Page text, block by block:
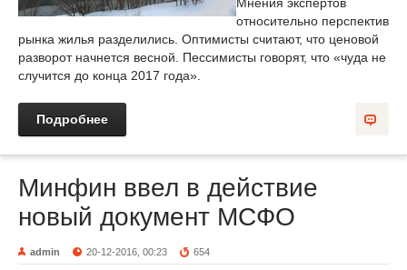
относительно перспектив
рынка жилья разделились. Оптимисты считают, что ценовой
разворот начнется весной. Пессимисты говорят, что «чуда не
случится до конца 2017 года».
Подробнее
Минфин ввел в действие
новый документ МСФО
admin 20-12-2016, 00:23 654